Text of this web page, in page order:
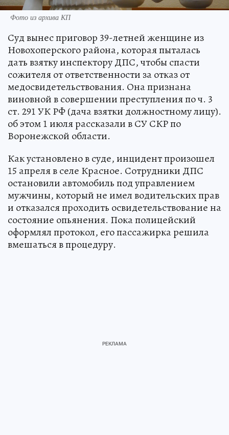
Фото из архива КП
Суд вынес приговор 39-летней женщине из
Новохоперского района, которая пыталась
дать взятку инспектору ДПС, чтобы спасти
сожителя от ответственности за отказ от
медосвидетельствования. Она признана
виновной в совершении преступления по ч. 3
ст. 291 УК РФ (дача взятки должностному лицу).
об этом 1 июля рассказали в СУ СКР по
Воронежской области.
Как установлено в суде, инцидент произошел
15 апреля в селе Красное. Сотрудники ДПС
остановили автомобиль под управлением
мужчины, который не имел водительских прав
и отказался проходить освидетельствование на
состояние опьянения. Пока полицейский
оформлял протокол, его пассажирка решила
вмешаться в процедуру.